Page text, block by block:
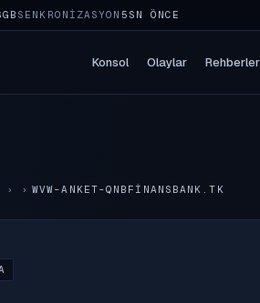
SENKRONIZASYON 5SN ÖNCE
Konsol Olaylar Rehberler
› WVW-ANKET-QNBFINANSBANK.TK